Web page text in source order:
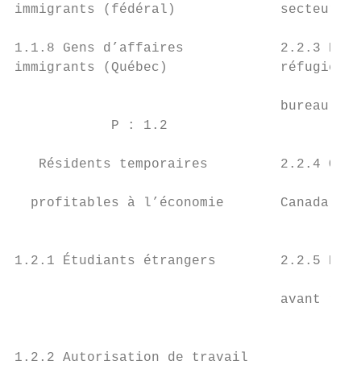
immigrants (fédéral)
1.1.8 Gens d’affaires            2.2.3
immigrants (Québec)
bureau
P : 1.2
Résidents temporaires         2.2.4
  profitables à l’économie       Canada
1.2.1 Étudiants étrangers        2.2.5
avant
1.2.2 Autorisation de travail